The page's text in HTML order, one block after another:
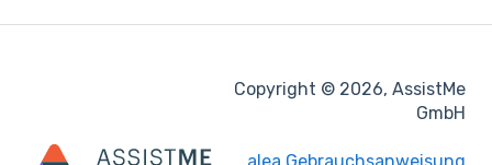
Copyright © 2026, AssistMe
GmbH